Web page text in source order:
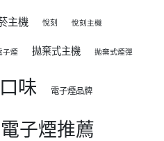
主機 悅刻 悅刻主機
子煙 拋棄式主機 拋棄式煙彈
味 電子煙品牌
電子煙推薦